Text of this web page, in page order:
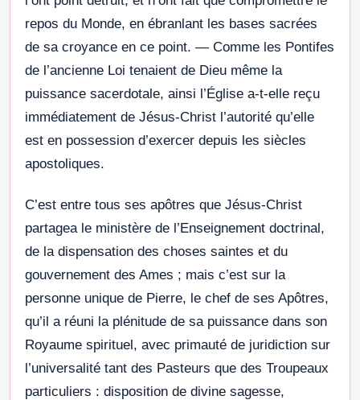
repos du Monde, en ébranlant les bases sacrées
de sa croyance en ce point. — Comme les Pontifes
de l’ancienne Loi tenaient de Dieu même la
puissance sacerdotale, ainsi l’Église a-t-elle reçu
immédiatement de Jésus-Christ l’autorité qu’elle
est en possession d’exercer depuis les siècles
apostoliques.
C’est entre tous ses apôtres que Jésus-Christ
partagea le ministère de l’Enseignement doctrinal,
de la dispensation des choses saintes et du
gouvernement des Ames ; mais c’est sur la
personne unique de Pierre, le chef de ses Apôtres,
qu’il a réuni la plénitude de sa puissance dans son
Royaume spirituel, avec primauté de juridiction sur
l’universalité tant des Pasteurs que des Troupeaux
particuliers : disposition de divine sagesse,